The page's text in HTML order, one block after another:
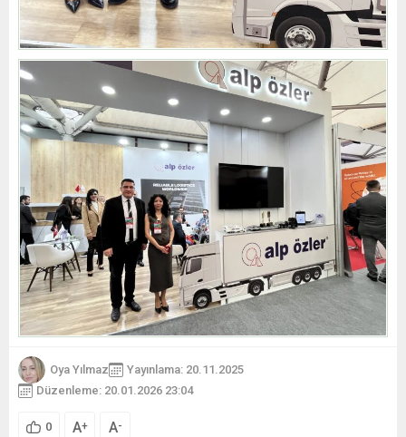
Oya Yılmaz
Yayınlama: 20.11.2025
Düzenleme: 20.01.2026 23:04
0 A+ A-